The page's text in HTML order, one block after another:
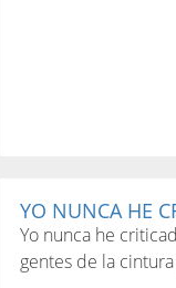
YO NUNCA HE
Yo nunca he
gentes de la